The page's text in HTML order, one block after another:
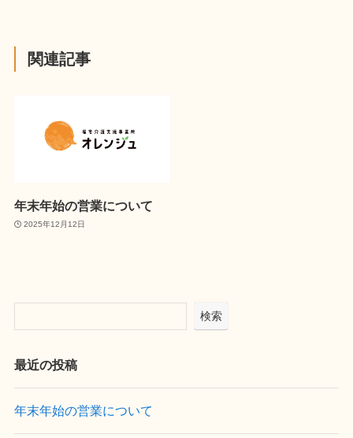
関連記事
年末年始の営業について
2025年12月12日
検索
最近の投稿
年末年始の営業について